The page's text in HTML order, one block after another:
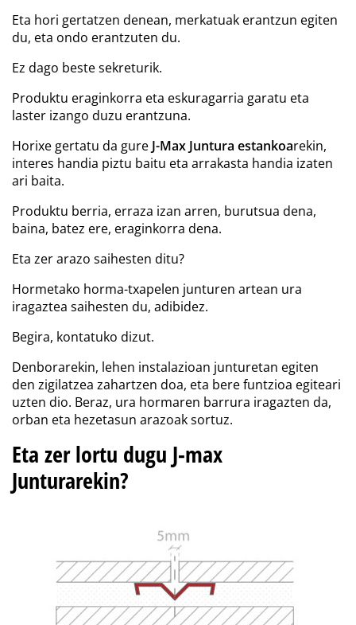
Eta hori gertatzen denean, merkatuak erantzun egiten
du, eta ondo erantzuten du.
Ez dago beste sekreturik.
Produktu eraginkorra eta eskuragarria garatu eta
laster izango duzu erantzuna.
Horixe gertatu da gure J-Max Juntura estankoarekin,
interes handia piztu baitu eta arrakasta handia izaten
ari baita.
Produktu berria, erraza izan arren, burutsua dena,
baina, batez ere, eraginkorra dena.
Eta zer arazo saihesten ditu?
Hormetako horma-txapelen junturen artean ura
iragaztea saihesten du, adibidez.
Begira, kontatuko dizut.
Denborarekin, lehen instalazioan junturetan egiten
den zigilatzea zahartzen doa, eta bere funtzioa egiteari
uzten dio. Beraz, ura hormaren barrura iragazten da,
orban eta hezetasun arazoak sortuz.
Eta zer lortu dugu J-max
Junturarekin?